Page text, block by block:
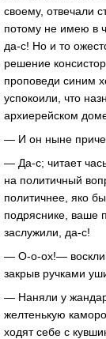
своему, отвечали
потому не имею в
да-с! Но и то
решение
проповеди синим
успокоили, что
архиерейском
— И он ныне
— Да-с; читает
на политичный
политичнее, яко
подряснике, ваше
заслужили, да-с!
— О-о-ох!—
закрыв ручками
— Наняли у
желтенькую
ходят себе с